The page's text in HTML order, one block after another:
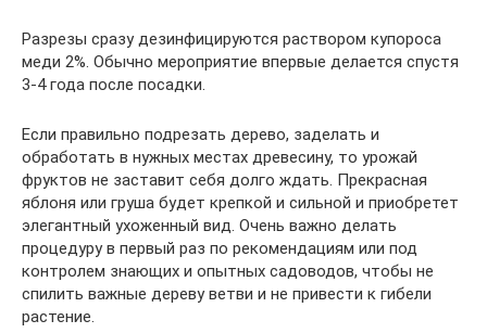
Разрезы сразу дезинфицируются раствором купороса
меди 2%. Обычно мероприятие впервые делается спустя
3-4 года после посадки.
Если правильно подрезать дерево, заделать и
обработать в нужных местах древесину, то урожай
фруктов не заставит себя долго ждать. Прекрасная
яблоня или груша будет крепкой и сильной и приобретет
элегантный ухоженный вид. Очень важно делать
процедуру в первый раз по рекомендациям или под
контролем знающих и опытных садоводов, чтобы не
спилить важные дереву ветви и не привести к гибели
растение.